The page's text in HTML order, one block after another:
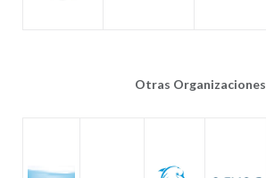
Otras Organizaciones